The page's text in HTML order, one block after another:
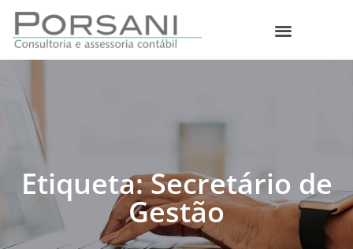
Etiqueta: Secretário de
Gestão